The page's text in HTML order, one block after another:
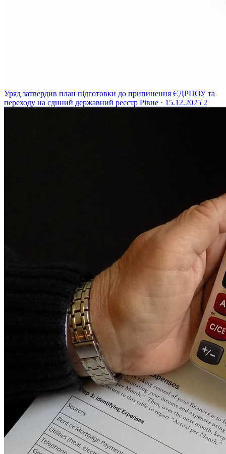
Уряд затвердив план підготовки до припинення ЄДРПОУ та
переходу на єдиний державний реєстр Рівне · 15.12.2025 2